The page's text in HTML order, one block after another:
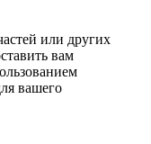
или других
вам
вашего